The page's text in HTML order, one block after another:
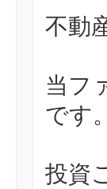
不動
当フ
です。
投資